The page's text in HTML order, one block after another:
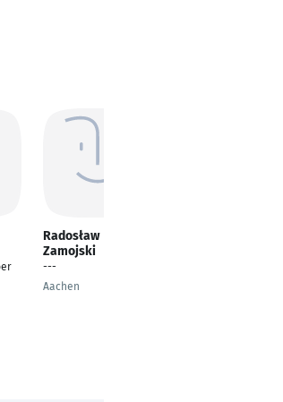
Radosław
Zamojski
---
Aachen